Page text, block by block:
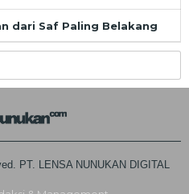
dari Saf Paling Belakang
PT. LENSA NUNUKAN DIGITAL